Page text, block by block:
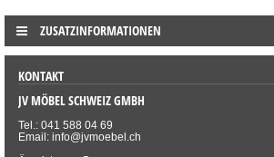
ZUSATZINFORMATIONEN
KONTAKT
JV MÖBEL SCHWEIZ GMBH
Tel.: 041 588 04 69
Email: info@jvmoebel.ch